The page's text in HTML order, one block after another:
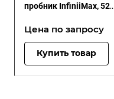
пробник InfiniiMax, 52
Бесселя-Томсона 40
Цена по запросу
Купить товар